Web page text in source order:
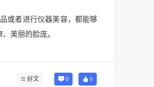
或者进行仪器美容，都能够
美丽的脸庞。
好文 0 0